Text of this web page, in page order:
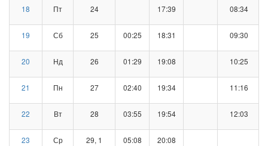
18 Пт 24 17:39 08:34
19 Сб 25 00:25 18:31 09:30
20 Нд 26 01:29 19:08 10:25
21 Пн 27 02:40 19:34 11:16
22 Вт 28 03:55 19:54 12:03
23 Ср 29, 1 05:08 20:08